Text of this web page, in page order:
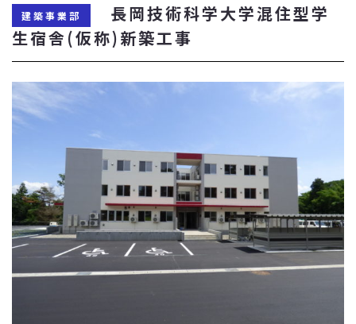
建築事業部
長岡技術科学大学混住型学
生宿舎(仮称)新築工事